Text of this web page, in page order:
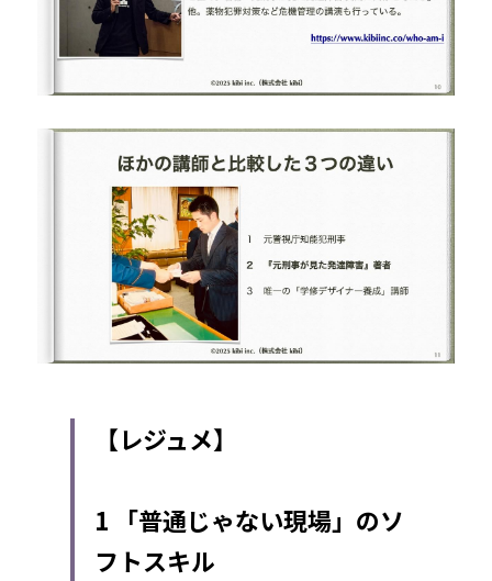
【レジュメ】
1 「普通じゃない現場」のソ
フトスキル